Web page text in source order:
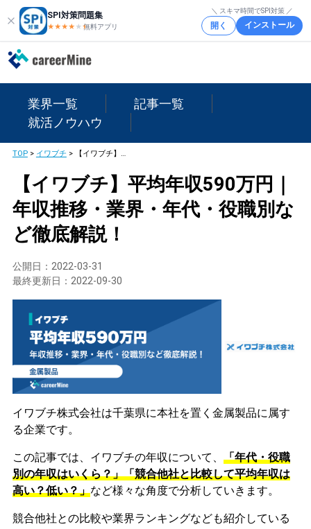
SPI対策問題集
★★★★ ★★
無料アプリ
＼ スキマ時間でSPI対策 ／
開く インストール
業界一覧
記事一覧
就活ノウハウ
TOP> イワブチ > 【イワブチ】平均年収590万円｜年収推移・業界・年代・役職別など徹底解説！
【イワブチ】平均年収590万円｜
年収推移・業界・年代・役職別な
ど徹底解説！
公開日： 2022-03-31
最終更新日： 2022-09-30
イワブチ株式会社は千葉県に本社を置く金属製品に属す
る企業です。
この記事では、イワブチの年収について、 「年代・役職
別の年収はいくら？」「競合他社と比較して平均年収は
高い？低い？」など様々な角度で分析していきます。
競合他社との比較や業界ランキングなども紹介している